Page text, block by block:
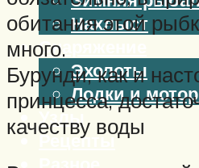
Нахлыст
Снаряжение
Эхолоты
Лодки и
Узлы
Рецепты
обитания этой
много.
Бурунди, как и
принцесса,
качеству воды